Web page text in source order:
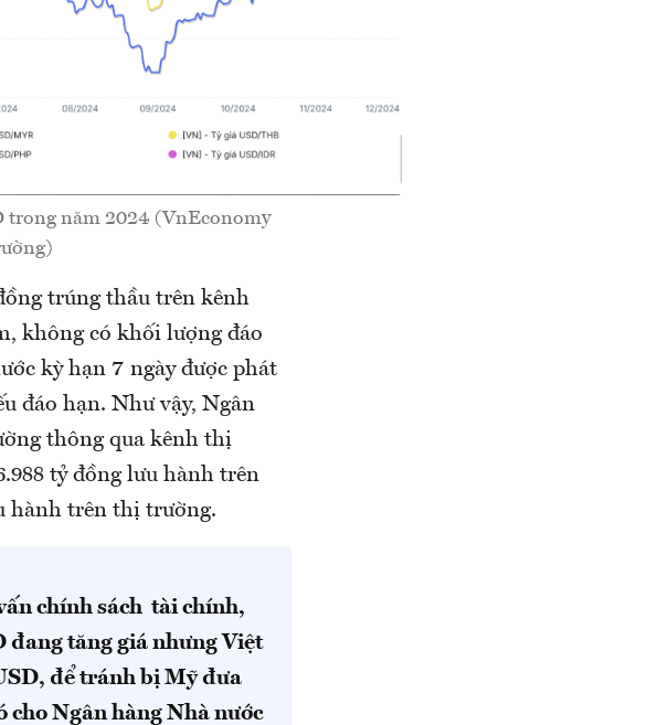
trong năm 2024 (VnEconomy
trúng thầu trên kênh
không có khối lượng đáo
kỳ hạn 7 ngày được phát
đáo hạn. Như vậy, Ngân
thông qua kênh thị
tỷ đồng lưu hành trên
hành trên thị trường.
chính sách tài chính,
đang tăng giá nhưng Việt
để tránh bị Mỹ đưa
cho Ngân hàng Nhà nước